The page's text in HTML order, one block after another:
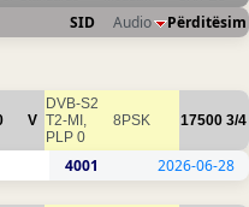
SID Audio Përditësim
V
DVB-S2
T2-MI,
PLP 0
8PSK 17500 3/4
4001 2026-06-28